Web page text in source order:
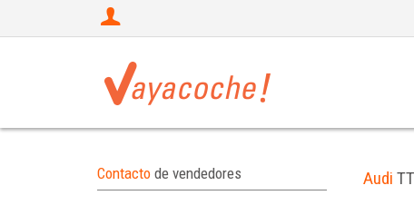
Audi
Contacto de vendedores